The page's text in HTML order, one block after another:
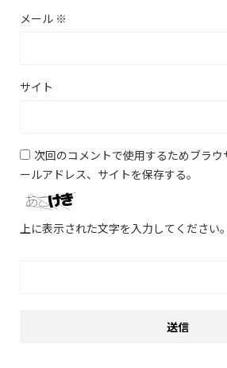
メール ※
サイト
次回のコメントで使用するためブラ
ールアドレス、サイトを保存する。
上に表示された文字を入力してください。